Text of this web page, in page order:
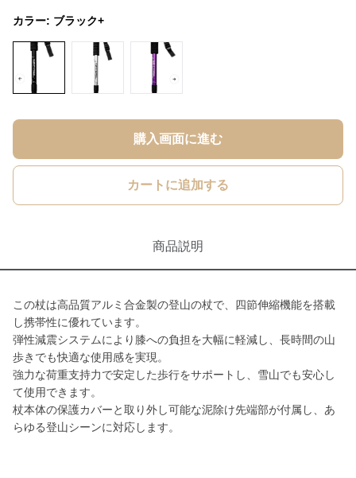
カラー: ブラック+
購入画面に進む
カートに追加する
商品説明
この杖は高品質アルミ合金製の登山の杖で、四節伸縮機能を搭載
し携帯性に優れています。
弾性減震システムにより膝への負担を大幅に軽減し、長時間の山
歩きでも快適な使用感を実現。
強力な荷重支持力で安定した歩行をサポートし、雪山でも安心し
て使用できます。
杖本体の保護カバーと取り外し可能な泥除け先端部が付属し、あ
らゆる登山シーンに対応します。